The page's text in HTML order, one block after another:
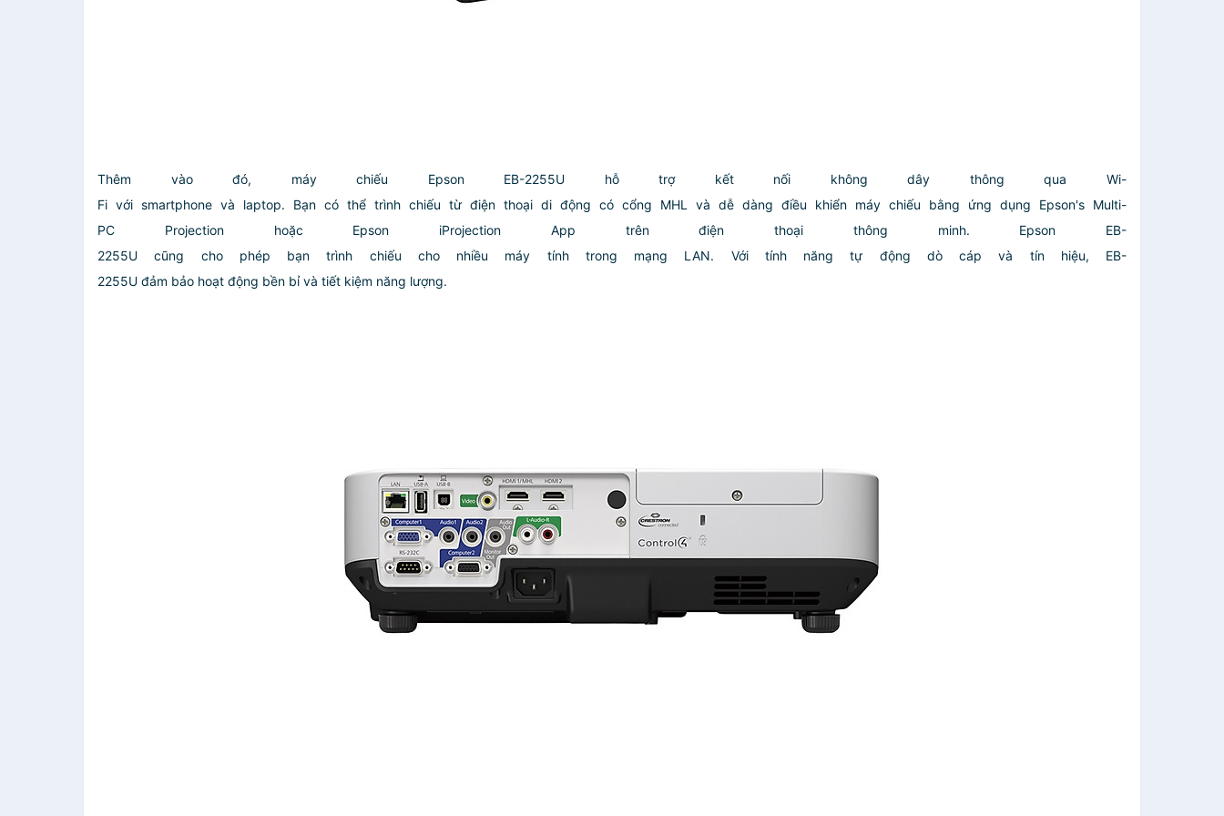
Thêm vào đó, máy chiếu Epson EB-2255U hỗ trợ kết nối không dây thông qua Wi-
Fi với smartphone và laptop. Bạn có thể trình chiếu từ điện thoại di động có cổng MHL và dễ dàng điều khiển máy chiếu bằng ứng dụng Epson's Multi-
PC Projection hoặc Epson iProjection App trên điện thoại thông minh. Epson EB-
2255U cũng cho phép bạn trình chiếu cho nhiều máy tính trong mạng LAN. Với tính năng tự động dò cáp và tín hiệu, EB-
2255U đảm bảo hoạt động bền bỉ và tiết kiệm năng lượng.